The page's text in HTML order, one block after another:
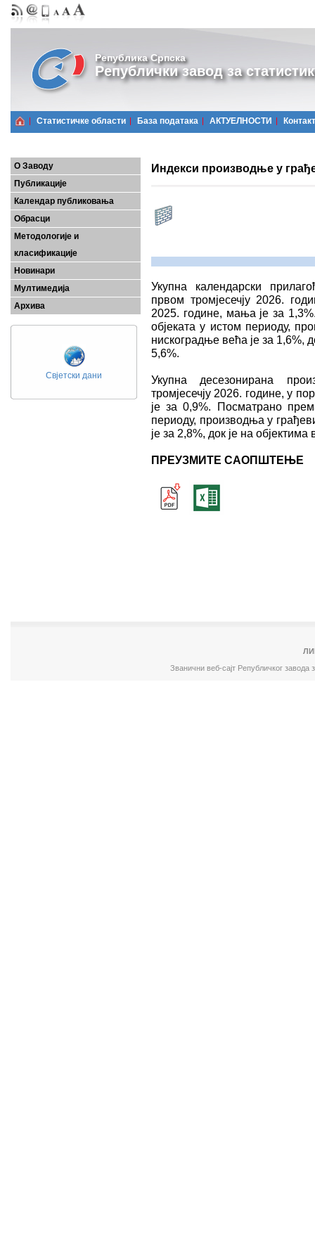
Република Српска
Републички завод за
Статистичке области Базa података АКТУЕЛНОСТИ Контакт
О Заводу
Публикације
Календар публиковања
Обрасци
Методологије и
класификације
Новинари
Мултимедија
Архива
Свјетски дани
Индекси производње у
Укупна календарски
првом тромјесечју 2026.
2025. године, мања је за
објеката у истом периоду,
нискоградње већа је за 1,6%,
5,6%.
Укупна десезонирана
тромјесечју 2026. године, у
је за 0,9%. Посматрано
периоду, производња у
је за 2,8%, док је на
ПРЕУЗМИТЕ САОПШТЕЊЕ
Званични веб-сајт Републичког